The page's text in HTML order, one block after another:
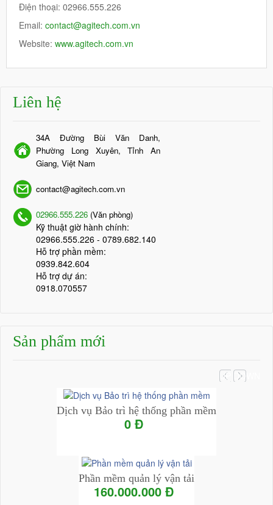
Điện thoại: 02966.555.226
Email: contact@agitech.com.vn
Website: www.agitech.com.vn
Liên hệ
34A Đường Bùi Văn Danh,
Phường Long Xuyên, Tỉnh An
Giang, Việt Nam
contact@agitech.com.vn
02966.555.226 (Văn phòng)
Kỹ thuật giờ hành chính:
02966.555.226 - 0789.682.140
Hỗ trợ phần mềm:
0939.842.604
Hỗ trợ dự án:
0918.070557
Sản phẩm mới
UP DOWN
Dịch vụ Bảo trì hệ thống phần mềm
0 Đ
Phần mềm quản lý vận tải
160.000.000 Đ